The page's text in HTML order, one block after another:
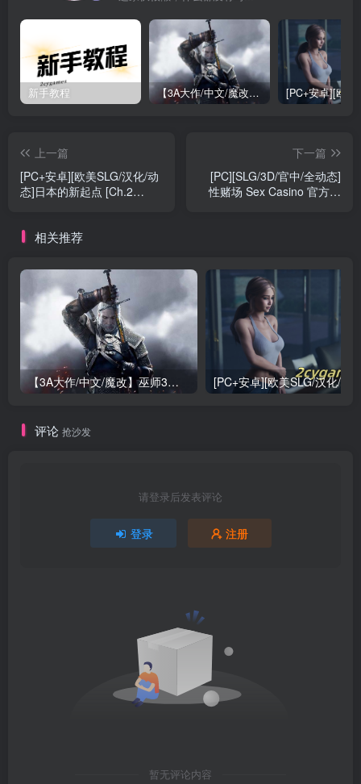
新手教程 【3A大作/中文/魔改】巫师3：狂嫖 绅士邪恶魔改版[解压即玩小白福音]【170G/新魔改】
上一篇
[PC+安卓][欧美SLG/汉化/动
态]日本的新起点 [Ch.2
下一篇
[PC][SLG/3D/官中/全动态]
性赌场 Sex Casino 官方中
相关推荐
【3A大作/中文/魔改】巫师3：狂嫖 绅士邪恶魔改版[解压即玩小白福音]【170G/新魔改】
评论 抢沙发
请登录后发表评论
登录 注册
暂无评论内容